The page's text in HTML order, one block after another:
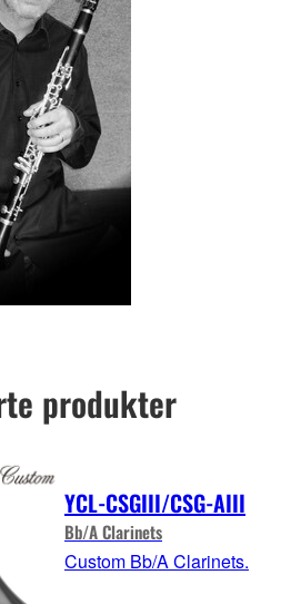
produkter
YCL-CSGIII/CSG-AIII
Bb/A Clarinets
Custom Bb/A Clarinets.